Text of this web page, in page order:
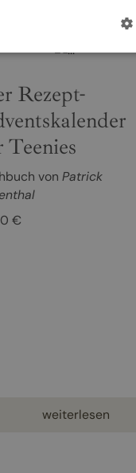
Rezept-
Teenies
von Patrick
€
weiterlesen